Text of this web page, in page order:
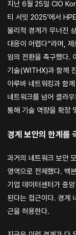
지난 6월 25일 CIO
티 서밋 2025’에서
물리적 경계가 무너진
대응이 어렵다”라며,
임의 전환을 촉구했다.
기술(WITHX)과 함께
아루바 네트워킹과 함
네트워크를 넘어 클라
통해 기술 역량을 확장
경계 보안의 한계를
과거의 네트워크 보안
영역으로 전제했다. 백
기업 데이터센터가 중
된다는 접근이다. 경계
근을 허용한다.